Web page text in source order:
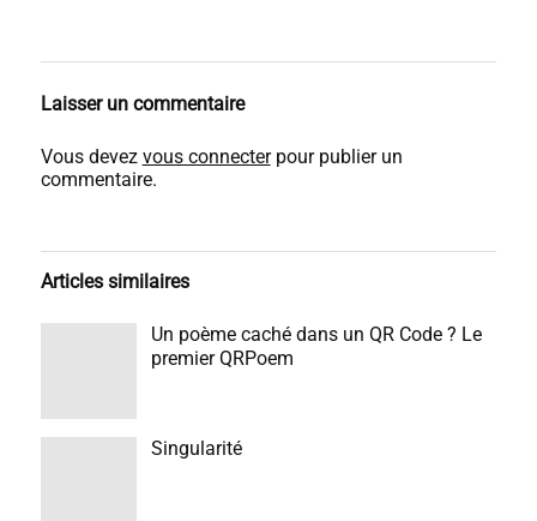
Laisser un commentaire
Vous devez vous connecterpour publier un
commentaire.
Articles similaires
Un poème caché dans un QR Code ? Le
premier QRPoem
Singularité